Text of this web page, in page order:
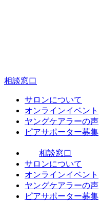
相談窓口
サ ロンについて
オンラインイベント
ヤングケアラーの声
ピアサポーター募集
相談窓口
サ ロンについて
オンラインイベント
ヤングケアラーの声
ピアサポーター募集